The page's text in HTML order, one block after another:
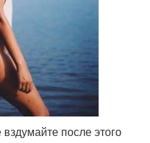
после этого